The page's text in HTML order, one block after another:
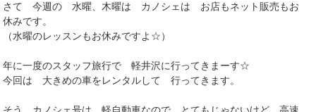
さて 今週の 水曜、木曜は カノシェは お店もネット販売もお
休みです。
（水曜のレッスンもお休みですよ☆）
年に一度のスタッフ旅行で 軽井沢に行ってきまーす☆
今回は 大きめの車をレンタルして 行ってきます。